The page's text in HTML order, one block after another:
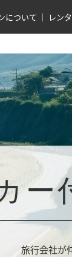
について レン
ー
旅行会社が